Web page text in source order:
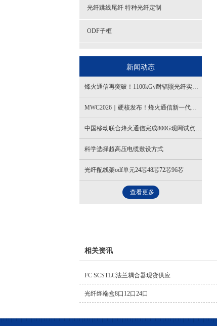
光纤跳线尾纤 特种光纤定制
ODF子框
室外通信光缆GYTA GYTS53
新闻动态
烽火通信再突破！1100kGy耐辐照光纤实现全新跨越
MWC2026｜硬核发布！烽火通信新一代超低损空芯光纤，领航AI算力互联新未来
中国移动联合烽火通信完成800G现网试点，算力互联再提速
科学选择超高压电缆敷设方式
光纤配线架odf单元24芯48芯72芯96芯
查看更多
相关资讯
FC SCSTLC法兰耦合器现货供应
光纤终端盒8口12口24口